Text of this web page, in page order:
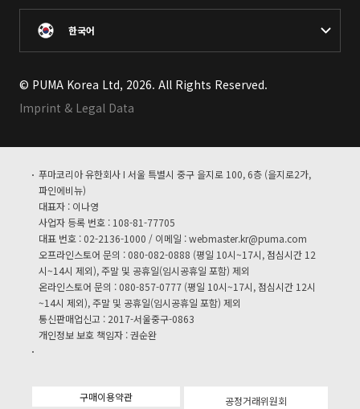
한국어
© PUMA Korea Ltd, 2026. All Rights Reserved.
Imprint & Legal Data
푸마코리아 유한회사 I 서울 특별시 중구 을지로 100, 6층 (을지로2가,
파인에비뉴)
대표자 : 이나영
사업자 등록 번호 : 108-81-77705
대표 번호 : 02-2136-1000 / 이메일 :webmaster.kr@puma.com
오프라인스토어 문의 : 080-082-0888 (평일 10시~17시, 점심시간 12
시~14시 제외), 주말 및 공휴일(임시공휴일 포함) 제외
온라인스토어 문의 : 080-857-0777 (평일 10시~17시, 점심시간 12시
~14시 제외), 주말 및 공휴일(임시공휴일 포함) 제외
통신판매업신고 : 2017-서울중구-0863
개인정보 보호 책임자 : 권순완
구매이용약관
공정거래위원회